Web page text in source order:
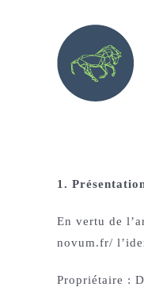
1.
En vertu de
novum.fr/
Propriétaire :